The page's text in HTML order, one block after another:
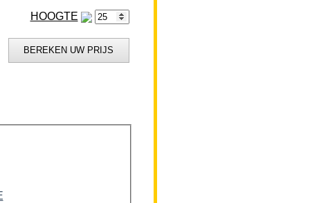
HOOGTE